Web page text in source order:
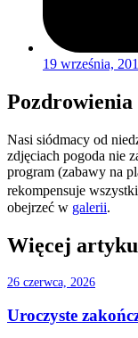
19 września,
Pozdrowienia
Nasi siódmacy od
zdjęciach pogoda nie
program (zabawy na
rekompensuje
obejrzeć w galerii.
Więcej
26 czerwca, 2026
Uroczyste